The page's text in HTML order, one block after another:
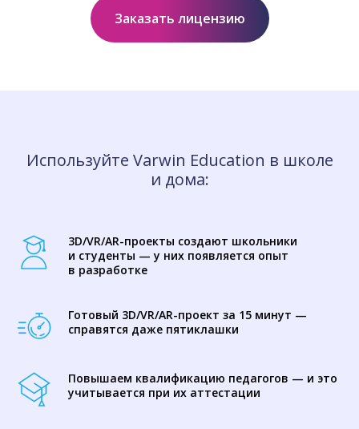
Заказать лицензию
Используйте Varwin Education в школе
и дома:
3D/VR/AR-проекты создают школьники
и студенты — у них появляется опыт
в разработке
Готовый 3D/VR/AR-проект за 15 минут —
справятся даже пятиклашки
Повышаем квалификацию педагогов — и это
учитывается при их аттестации